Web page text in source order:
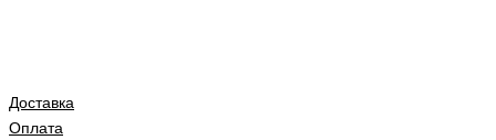
Доставка
Оплата